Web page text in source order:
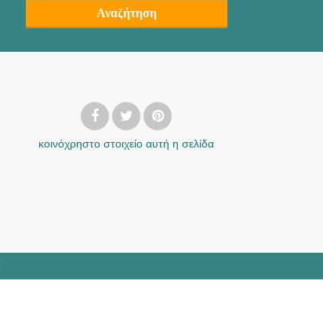
Αναζήτηση
κοινόχρηστο στοιχείο αυτή η σελίδα